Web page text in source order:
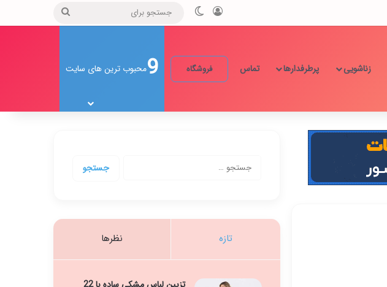
ورود تغییر پوسته
جستجو
زناشویی پرطرفدارها تماس فروشگاه 9محبوب ترین های سایت
تازه نظرها